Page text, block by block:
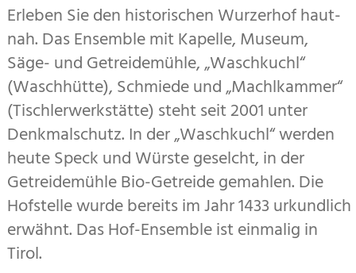
Erleben Sie den historischen Wurzerhof haut­
nah. Das Ensemble mit Kapelle, Museum,
Säge- und Getreide­mühle, „Waschkuchl“
(Waschhütte), Schmiede und „Machlkammer“
(Tischlerwerkstätte) steht seit 2001 unter
Denkmalschutz. In der „Waschkuchl“ werden
heute Speck und Würste geselcht, in der
Getreide­mühle Bio-Getreide gemahlen. Die
Hofstelle wurde bereits im Jahr 1433 ur­kund­lich
erwähnt. Das Hof-Ensemble ist einmalig in
Tirol.